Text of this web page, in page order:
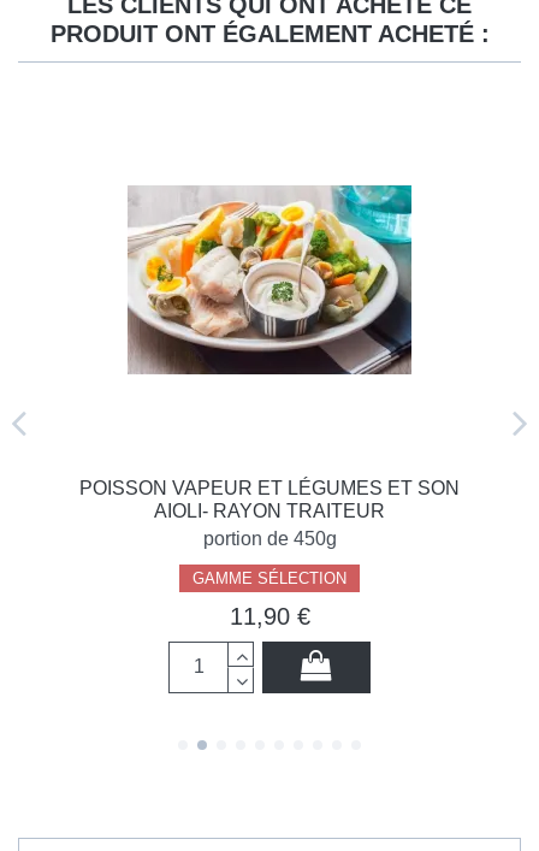
PRODUIT ONT ÉGALEMENT ACHETÉ :
POISSON VAPEUR ET LÉGUMES ET SON
AIOLI- RAYON TRAITEUR
portion de 450g
GAMME SÉLECTION
11,90 €